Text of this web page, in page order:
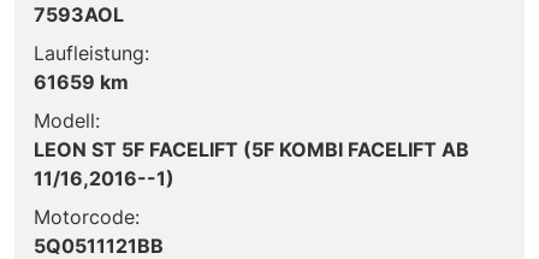
7593AOL
Laufleistung:
61659 km
Modell:
LEON ST 5F FACELIFT (5F KOMBI FACELIFT AB
11/16,2016--1)
Motorcode:
5Q0511121BB